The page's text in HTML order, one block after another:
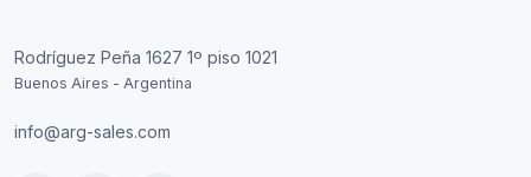
Rodríguez Peña 1627 1º piso 1021
Buenos Aires - Argentina
info@arg-sales.com